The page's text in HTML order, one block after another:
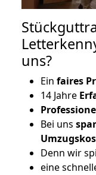
uns?
Ein faires
14 Jahre
Bei uns
Denn wir
eine